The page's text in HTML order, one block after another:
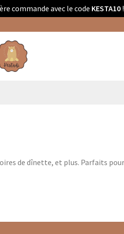
commande avec le code KESTA10!
de dînette, et plus. Parfaits